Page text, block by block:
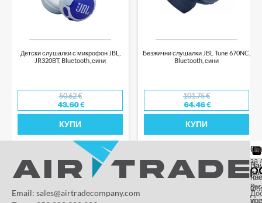
Детски слушалки с микрофон JBL,
JR320BT, Bluetooth, сини
50.62€
43.60€
КУПИ
Безжични слушалки JBL Tune 670NC,
Bluetooth, сини
101.75€
64.46€
КУПИ
Email: sales@airtradecompany.com
За
нас
и
за